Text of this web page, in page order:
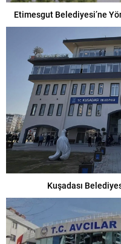
Etimesgut Belediyesi’ne
Kuşadası